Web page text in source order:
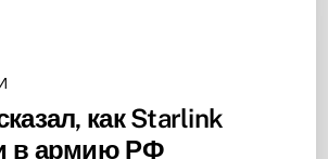
как Starlink
в армию РФ